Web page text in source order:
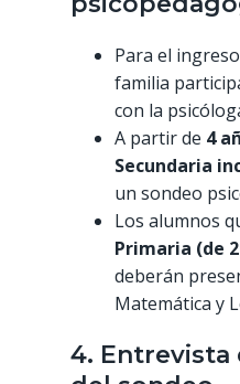
Para el
familia
con la
A partir de 4
Secundaria
un sondeo
Los alumnos
Primaria (de
deberán
Matemática y
4.